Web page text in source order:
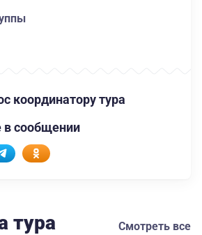
координатору тура
в сообщении
тура Смотреть все